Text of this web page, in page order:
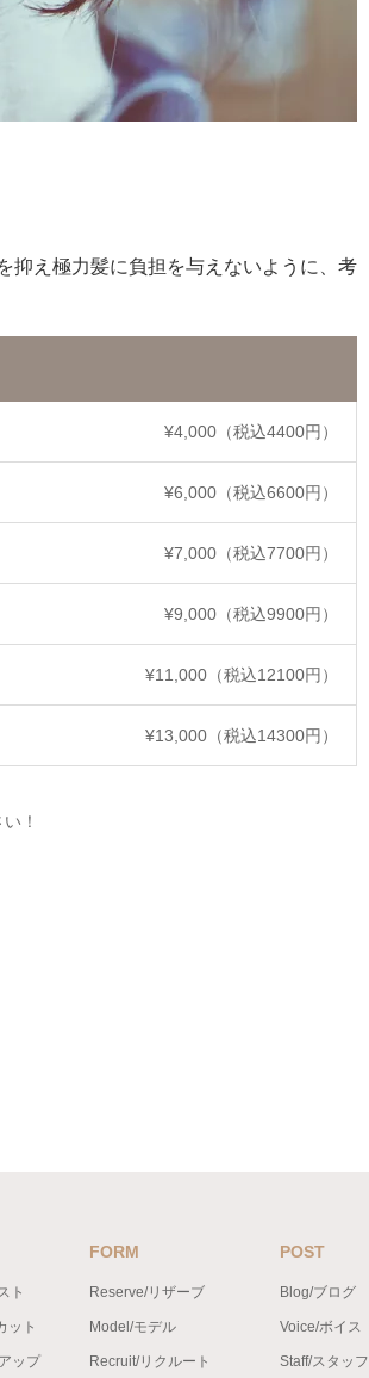
抑え極力髪に負担を与えないように、考
¥4,000（税込4400円）
¥6,000（税込6600円）
¥7,000（税込7700円）
¥9,000（税込9900円）
¥11,000（税込12100円）
¥13,000（税込14300円）
！
ト
ット
ップ
FORM
Reserve/リザーブ
Model/モデル
Recruit/リクルート
POST
Blog/ブログ
Voice/ボイス
Staff/スタッフ